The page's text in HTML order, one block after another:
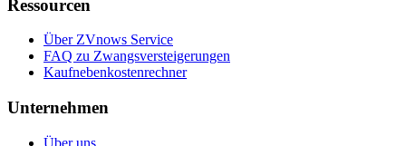
Ressourcen
Über ZVnows Service
FAQ zu Zwangsversteigerungen
Kaufnebenkostenrechner
Unternehmen
Über uns